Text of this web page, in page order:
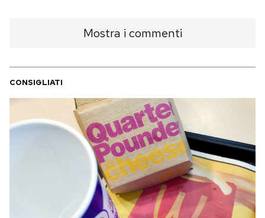
Mostra i commenti
CONSIGLIATI